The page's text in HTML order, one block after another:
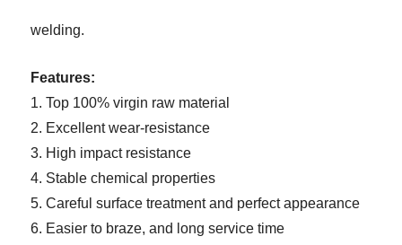
welding.
Features:
1. Top 100% virgin raw material
2. Excellent wear-resistance
3. High impact resistance
4. Stable chemical properties
5. Careful surface treatment and perfect appearance
6. Easier to braze, and long service time